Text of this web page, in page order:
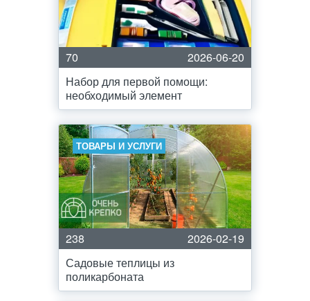
70
2026-06-20
Набор для первой помощи:
необходимый элемент
ТОВАРЫ И УСЛУГИ
238
2026-02-19
Садовые теплицы из
поликарбоната